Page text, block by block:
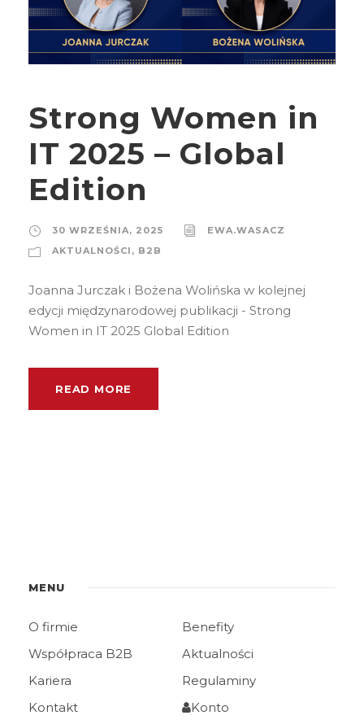
Strong Women in
IT 2025 – Global
Edition
30 WRZEŚNIA, 2025
EWA.WASACZ
AKTUALNOŚCI , B2B
Joanna Jurczak i Bożena Wolińska w kolejnej
edycji międzynarodowej publikacji - Strong
Women in IT 2025 Global Edition
READ MORE
MENU
O firmie
Benefity
Współpraca B2B
Aktualności
Kariera
Regulaminy
Kontakt
Konto